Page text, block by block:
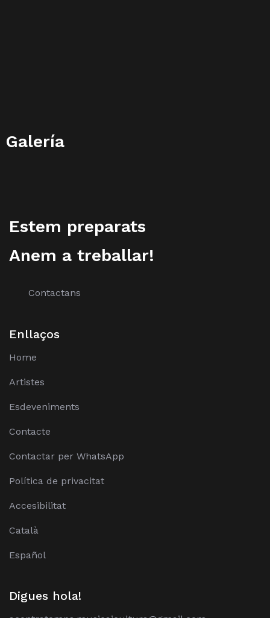
Galería
Estem preparats
Anem a treballar!
Contactans
Enllaços
Home
Artistes
Esdeveniments
Contacte
Contactar per WhatsApp
Política de privacitat
Accesibilitat
Català
Español
Digues hola!